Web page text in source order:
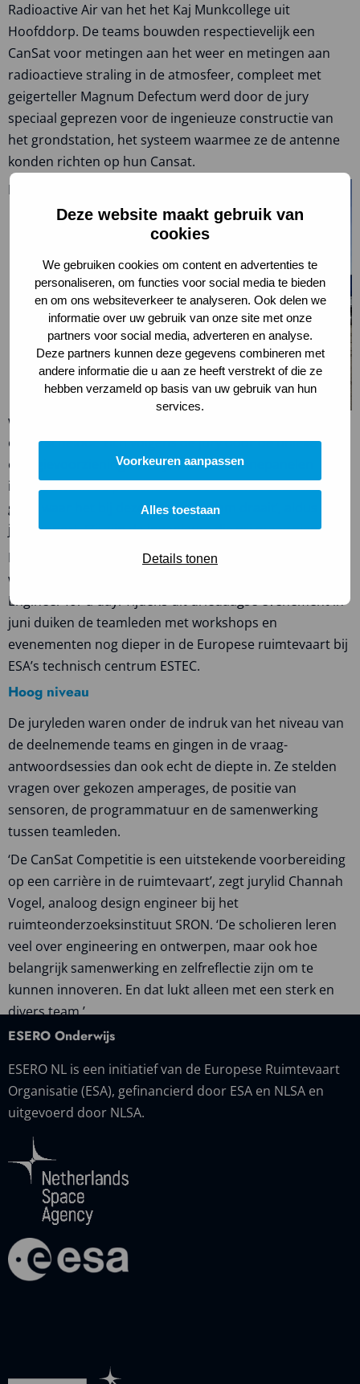
Deze website maakt gebruik van
cookies
We gebruiken cookies om content en advertenties te
personaliseren, om functies voor social media te bieden
en om ons websiteverkeer te analyseren. Ook delen we
informatie over uw gebruik van onze site met onze
partners voor social media, adverteren en analyse.
Deze partners kunnen deze gegevens combineren met
andere informatie die u aan ze heeft verstrekt of die ze
hebben verzameld op basis van uw gebruik van hun
services.
Voorkeuren aanpassen
Alles toestaan
Details tonen
Radioactive Air van het het Kaj Munkcollege uit
Hoofddorp. De teams bouwden respectievelijk een
CanSat voor metingen aan het weer en metingen aan
radioactieve straling in de atmosfeer, compleet met
geigerteller Magnum Defectum werd door de jury
speciaal geprezen voor de ingenieuze constructie van
het grondstation, het systeem waarmee ze de antenne
konden richten op hun Cansat.
De
winnaar van de competitie – team SPAICS ERASAT –
onderscheidde zich volgens de jury door de unieke
energievoorziening van zijn CanSat: zonnepanelen
ingebouwd in de parachute. ‘Dit team wist ontzettend
goed waar het bij deze competitie om draait’, aldus het
juryrapport. ‘Zij zijn de ingenieurs die wij graag zien.’
Het winnende team krijgt, samen met andere CanSat-
winnaars uit Europa en Canada, toegang tot ESA Space
Engineer for a day. Tijdens dit driedaagse evenement in
juni duiken de teamleden met workshops en
evenementen nog dieper in de Europese ruimtevaart bij
ESA’s technisch centrum ESTEC.
Hoog niveau
De juryleden waren onder de indruk van het niveau van
de deelnemende teams en gingen in de vraag-
antwoordsessies dan ook echt de diepte in. Ze stelden
vragen over gekozen amperages, de positie van
sensoren, de programmatuur en de samenwerking
tussen teamleden.
‘De CanSat Competitie is een uitstekende voorbereiding
op een carrière in de ruimtevaart’, zegt jurylid Channah
Vogel, analoog design engineer bij het
ruimteonderzoeksinstituut SRON. ‘De scholieren leren
veel over engineering en ontwerpen, maar ook hoe
belangrijk samenwerking en zelfreflectie zijn om te
kunnen innoveren. En dat lukt alleen met een sterk en
divers team.’
ESERO Onderwijs
ESERO NL is een initiatief van de Europese Ruimtevaart
Organisatie (ESA), gefinancierd door ESA en NLSA en
uitgevoerd door NLSA.